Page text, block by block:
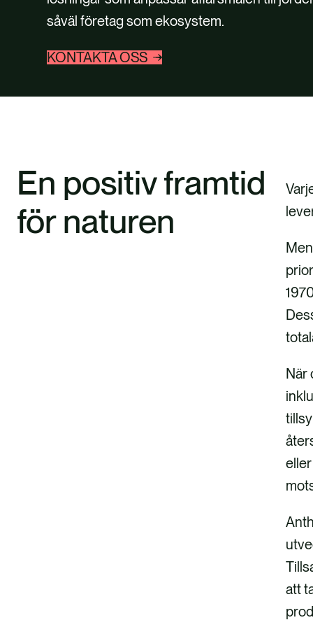
såväl företag som ekosystem.
KONTAKTA OSS
En positiv framtid
för naturen
När
att